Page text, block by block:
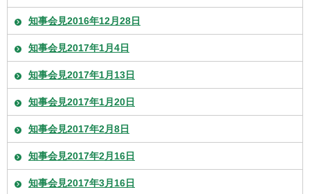
知事会見2016年12月28日
知事会見2017年1月4日
知事会見2017年1月13日
知事会見2017年1月20日
知事会見2017年2月8日
知事会見2017年2月16日
知事会見2017年3月16日